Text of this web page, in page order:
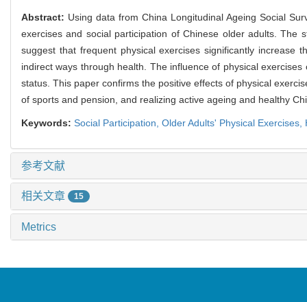
Abstract: Using data from China Longitudinal Ageing Social
exercises and social participation of Chinese older adults. The
suggest that frequent physical exercises significantly increase
indirect ways through health. The influence of physical
status. This paper confirms the positive effects of physical
of sports and pension, and realizing active ageing and healthy
Keywords: Social Participation, Older Adults' Physical Exercises,
参考文献
相关文章 15
Metrics